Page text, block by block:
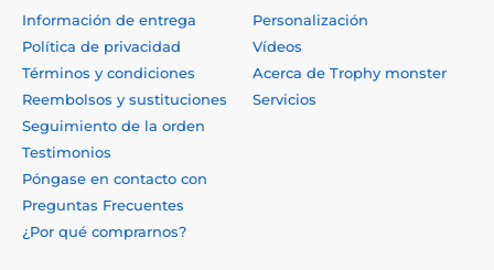
Información de entrega
Política de privacidad
Términos y condiciones
Reembolsos y sustituciones
Seguimiento de la orden
Testimonios
Póngase en contacto con
Preguntas Frecuentes
¿Por qué comprarnos?
Personalización
Vídeos
Acerca de Trophy monster
Servicios